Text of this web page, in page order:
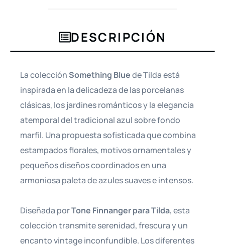
DESCRIPCIÓN
La colección Something Bluede Tilda está
inspirada en la delicadeza de las porcelanas
clásicas, los jardines románticos y la elegancia
atemporal del tradicional azul sobre fondo
marfil. Una propuesta sofisticada que combina
estampados florales, motivos ornamentales y
pequeños diseños coordinados en una
armoniosa paleta de azules suaves e intensos.
Diseñada porTone Finnanger para Tilda, esta
colección transmite serenidad, frescura y un
encanto vintage inconfundible. Los diferentes